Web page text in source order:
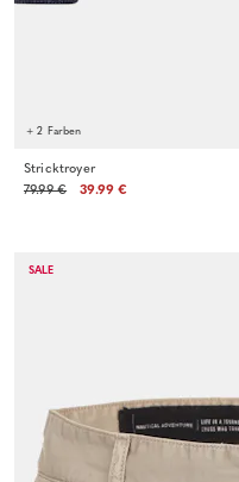
+ 2 Farben
Stricktroyer
79.99 €
39.99 €
SALE